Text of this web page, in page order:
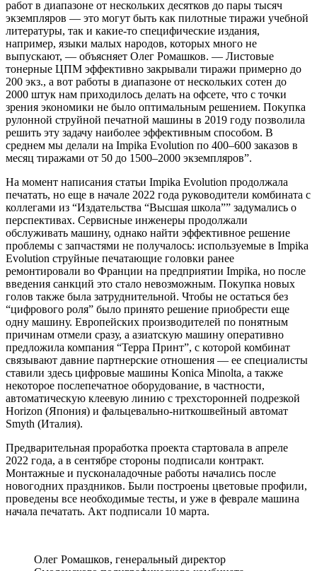
работ в диапазоне от нескольких десятков до пары тысяч
экземпляров — это могут быть как пилотные тиражи учебной
литературы, так и какие-то специфические издания,
например, языки малых народов, которых много не
выпускают, — объясняет Олег Ромашков. — Листовые
тонерные ЦПМ эффективно закрывали тиражи примерно до
200 экз., а вот работы в диапазоне от нескольких сотен до
2000 штук нам приходилось делать на офсете, что с точки
зрения экономики не было оптимальным решением. Покупка
рулонной струйной печатной машины в 2019 году позволила
решить эту задачу наиболее эффективным способом. В
среднем мы делали на Impika Evolution по 400–600 заказов в
месяц тиражами от 50 до 1500–2000 экземпляров”.
На момент написания статьи Impika Evolution продолжала
печатать, но еще в начале 2022 года руководители комбината с
коллегами из “Издательства “Высшая школа”” задумались о
перспективах. Сервисные инженеры продолжали
обслуживать машину, однако найти эффективное решение
проблемы с запчастями не получалось: используемые в Impika
Evolution струйные печатающие головки ранее
ремонтировали во Франции на предприятии Impika, но после
введения санкций это стало невозможным. Покупка новых
голов также была затруднительной. Чтобы не остаться без
“цифрового роля” было принято решение приобрести еще
одну машину. Европейских производителей по понятным
причинам отмели сразу, а азиатскую машину оперативно
предложила компания “Терра Принт”, с которой комбинат
связывают давние партнерские отношения — ее специалисты
ставили здесь цифровые машины Konica Minolta, а также
некоторое послепечатное оборудование, в частности,
автоматическую клеевую линию с трехсторонней подрезкой
Horizon (Япония) и фальцевально-ниткошвейный автомат
Smyth (Италия).
Предварительная проработка проекта стартовала в апреле
2022 года, а в сентябре стороны подписали контракт.
Монтажные и пусконаладочные работы начались после
новогодних праздников. Были построены цветовые профили,
проведены все необходимые тесты, и уже в феврале машина
начала печатать. Акт подписали 10 марта.
Олег Ромашков, генеральный директор